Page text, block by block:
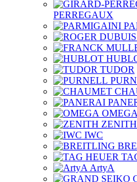
PERREGAUX
TUDOR
OMEGA
ZENITH
IWC
ArtyA